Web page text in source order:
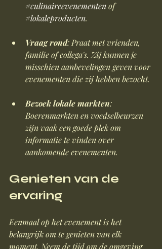
#culinaireevenementen of
#lokaleproducten.
Vraag rond: Praat met vrienden,
familie of collega's. Zij kunnen je
misschien aanbevelingen geven voor
evenementen die zij hebben bezocht.
Bezoek lokale markten:
Boerenmarkten en voedselbeurzen
zijn vaak een goede plek om
informatie te vinden over
aankomende evenementen.
Genieten van de
ervaring
Eenmaal op het evenement is het
belangrijk om te genieten van elk
moment. Neem de tijd om de omgeving